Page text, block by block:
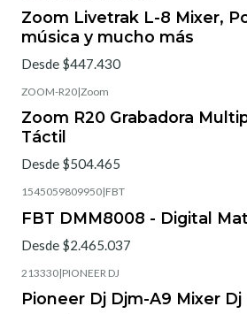
Zoom Livetrak L-8 Mixer,
música y mucho más
Desde $447.430
ZOOM-R20|Zoom
Zoom R20 Grabadora
Táctil
Desde $504.465
1545059809950|FBT
FBT DMM8008 - Digital
Desde $2.465.037
213330|PIONEER DJ
Pioneer Dj Djm-A9 Mixer